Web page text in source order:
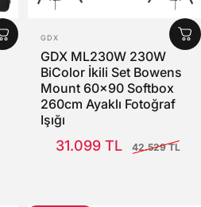
SATICI:
GDX
GDX ML230W 230W
BiColor İkili Set Bowens
Mount 60x90 Softbox
260cm Ayaklı Fotoğraf
Işığı
31.099 TL
42.529 TL